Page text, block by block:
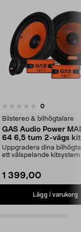
0recensioner
Bilstereo & bilhögtalare
GAS Audio Power
64 6,5 tum 2-vägs
bilstereosystem
Uppgradera dina
ett välspelande
1 399,00
Lägg i varukorg
0.0av 5 stjärnor